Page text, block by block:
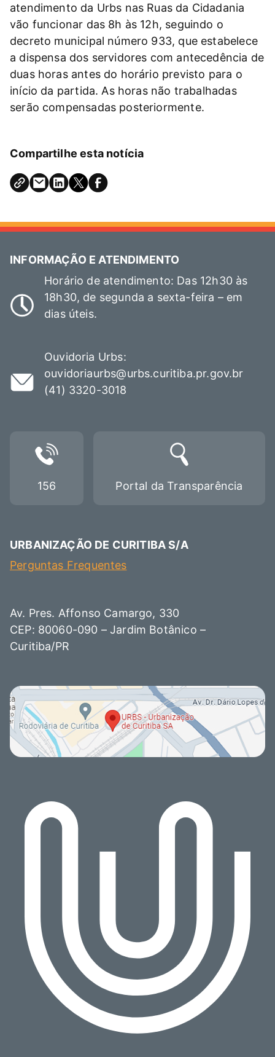
atendimento da Urbs nas Ruas da Cidadania
vão funcionar das 8h às 12h, seguindo o
decreto municipal número 933, que estabelece
a dispensa dos servidores com antecedência de
duas horas antes do horário previsto para o
início da partida. As horas não trabalhadas
serão compensadas posteriormente.
Compartilhe esta notícia
INFORMAÇÃO E ATENDIMENTO
Horário de atendimento: Das 12h30 às
18h30, de segunda a sexta-feira – em
dias úteis.
Ouvidoria Urbs:
ouvidoriaurbs@urbs.curitiba.pr.gov.br
(41) 3320-3018
156 Portal da Transparência
URBANIZAÇÃO DE CURITIBA S/A
Perguntas Frequentes
Av. Pres. Affonso Camargo, 330
CEP: 80060-090 – Jardim Botânico –
Curitiba/PR